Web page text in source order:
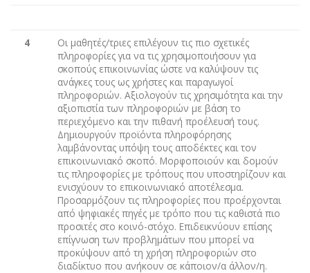
4
Οι μαθητές/τριες επιλέγουν τις πιο σχετικές
πληροφορίες για να τις χρησιμοποιήσουν για
σκοπούς επικοινωνίας ώστε να καλύψουν τις
ανάγκες τους ως χρήστες και παραγωγοί
πληροφοριών. Αξιολογούν τις χρησιμότητα και την
αξιοπιστία των πληροφοριών με βάση το
περιεχόμενο και την πιθανή προέλευσή τους.
Δημιουργούν προϊόντα πληροφόρησης
λαμβάνοντας υπόψη τους αποδέκτες και τον
επικοινωνιακό σκοπό. Μορφοποιούν και δομούν
τις πληροφορίες με τρόπους που υποστηρίζουν και
ενισχύουν το επικοινωνιακό αποτέλεσμα.
Προσαρμόζουν τις πληροφορίες που προέρχονται
από ψηφιακές πηγές με τρόπο που τις καθιστά πιο
προσιτές στο κοινό-στόχο. Επιδεικνύουν επίσης
επίγνωση των προβλημάτων που μπορεί να
προκύψουν από τη χρήση πληροφοριών στο
διαδίκτυο που ανήκουν σε κάποιον/α άλλον/η.